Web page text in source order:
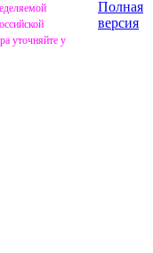
уточняйте у
Полная
версия